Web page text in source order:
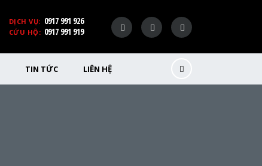
DỊCH VỤ: 0917 991 926
CỨU HỘ: 0917 991 919
TIN TỨC LIÊN HỆ